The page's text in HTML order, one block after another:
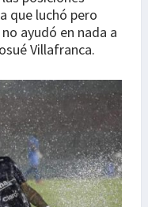
que luchó pero
ayudó en nada a
Villafranca.